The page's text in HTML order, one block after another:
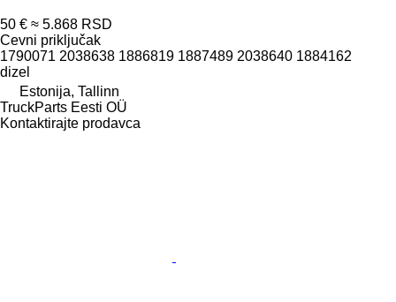
50 € ≈ 5.868 RSD
Cevni priključak
1790071 2038638 1886819 1887489 2038640 1884162
dizel
Estonija, Tallinn
TruckParts Eesti OÜ
Kontaktirajte prodavca